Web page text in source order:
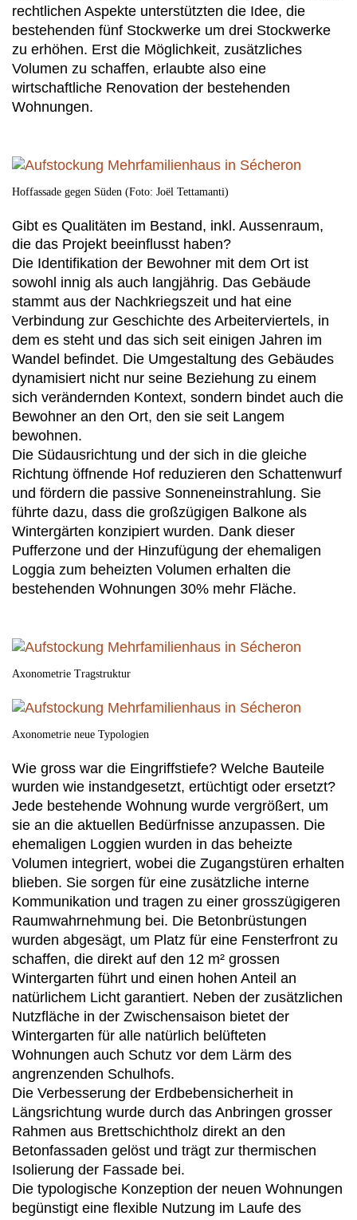
rechtlichen Aspekte unterstützten die Idee, die
bestehenden fünf Stockwerke um drei Stockwerke
zu erhöhen. Erst die Möglichkeit, zusätzliches
Volumen zu schaffen, erlaubte also eine
wirtschaftliche Renovation der bestehenden
Wohnungen.
Hoffassade gegen Süden (Foto: Joël Tettamanti)
Gibt es Qualitäten im Bestand, inkl. Aussenraum,
die das Projekt beeinflusst haben?
Die Identifikation der Bewohner mit dem Ort ist
sowohl innig als auch langjährig. Das Gebäude
stammt aus der Nachkriegszeit und hat eine
Verbindung zur Geschichte des Arbeiterviertels, in
dem es steht und das sich seit einigen Jahren im
Wandel befindet. Die Umgestaltung des Gebäudes
dynamisiert nicht nur seine Beziehung zu einem
sich verändernden Kontext, sondern bindet auch die
Bewohner an den Ort, den sie seit Langem
bewohnen.
Die Südausrichtung und der sich in die gleiche
Richtung öffnende Hof reduzieren den Schattenwurf
und fördern die passive Sonneneinstrahlung. Sie
führte dazu, dass die großzügigen Balkone als
Wintergärten konzipiert wurden. Dank dieser
Pufferzone und der Hinzufügung der ehemaligen
Loggia zum beheizten Volumen erhalten die
bestehenden Wohnungen 30% mehr Fläche.
Axonometrie Tragstruktur
Axonometrie neue Typologien
Wie gross war die Eingriffstiefe? Welche Bauteile
wurden wie instandgesetzt, ertüchtigt oder ersetzt?
Jede bestehende Wohnung wurde vergrößert, um
sie an die aktuellen Bedürfnisse anzupassen. Die
ehemaligen Loggien wurden in das beheizte
Volumen integriert, wobei die Zugangstüren erhalten
blieben. Sie sorgen für eine zusätzliche interne
Kommunikation und tragen zu einer grosszügigeren
Raumwahrnehmung bei. Die Betonbrüstungen
wurden abgesägt, um Platz für eine Fensterfront zu
schaffen, die direkt auf den 12 m² grossen
Wintergarten führt und einen hohen Anteil an
natürlichem Licht garantiert. Neben der zusätzlichen
Nutzfläche in der Zwischensaison bietet der
Wintergarten für alle natürlich belüfteten
Wohnungen auch Schutz vor dem Lärm des
angrenzenden Schulhofs.
Die Verbesserung der Erdbebensicherheit in
Längsrichtung wurde durch das Anbringen grosser
Rahmen aus Brettschichtholz direkt an den
Betonfassaden gelöst und trägt zur thermischen
Isolierung der Fassade bei.
Die typologische Konzeption der neuen Wohnungen
begünstigt eine flexible Nutzung im Laufe des